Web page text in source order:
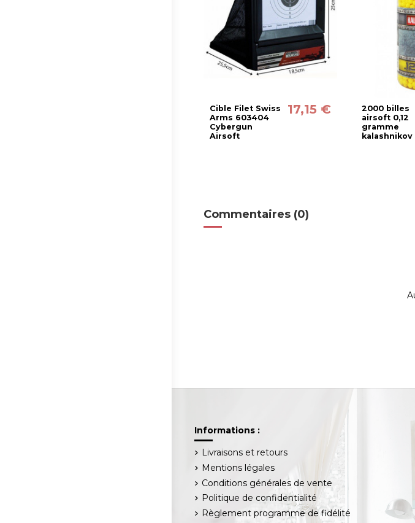
Cible Filet Swiss
Arms 603404
Cybergun
Airsoft
17,15 €
2000 billes
airsoft 0,12
gramme
kalashnikov
Commentaires (0)
Informations :
Livraisons et retours
Mentions légales
Conditions générales de vente
Politique de confidentialité
Règlement programme de fidélité